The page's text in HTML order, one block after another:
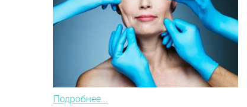
Подробнее...